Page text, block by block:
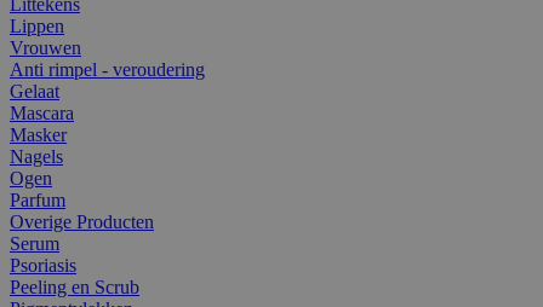
Lippen
Vrouwen
Anti rimpel - veroudering
Gelaat
Mascara
Masker
Nagels
Ogen
Parfum
Overige Producten
Serum
Psoriasis
Peeling en Scrub